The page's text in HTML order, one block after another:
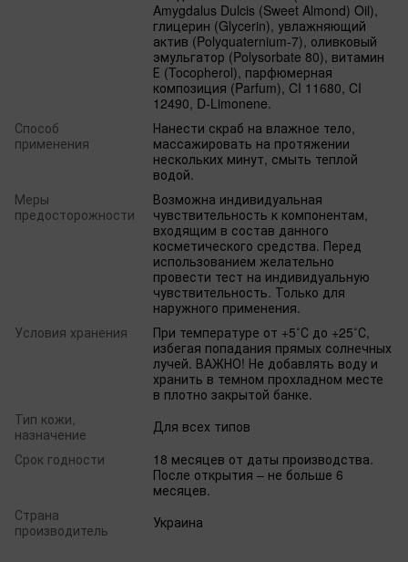
Amygdalus Dulcis (Sweet Almond) Oil),
глицерин (Glycerin), увлажняющий
актив (Polyquaternium-7), оливковый
эмульгатор (Polysorbate 80), витамин
Е (Tocopherol), парфюмерная
композиция (Parfum), CI 11680, CI
12490, D-Limonene.
Способ
применения
Нанести скраб на влажное тело,
массажировать на протяжении
нескольких минут, смыть теплой
водой.
Меры
предосторожности
Возможна индивидуальная
чувствительность к компонентам,
входящим в состав данного
косметического средства. Перед
использованием желательно
провести тест на индивидуальную
чувствительность. Только для
наружного применения.
Условия хранения
При температуре от +5˚С до +25˚С,
избегая попадания прямых солнечных
лучей. ВАЖНО! Не добавлять воду и
хранить в темном прохладном месте
в плотно закрытой банке.
Тип кожи,
назначение
Для всех типов
Срок годности
18 месяцев от даты производства.
После открытия – не больше 6
месяцев.
Страна
производитель
Украина